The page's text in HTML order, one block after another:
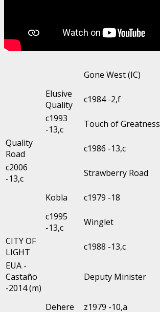
Gone West (IC)
Elusive
Quality
c1984 -2,f
c1993
-13,c
Touch of Greatness
Quality
Road
c1986 -13,c
c2006
-13,c
Strawberry Road
Kobla
c1979 -18
c1995
-13,c
Winglet
CITY OF
LIGHT
c1988 -13,c
EUA -
Castaño
-2014 (m)
Deputy Minister
Dehere z1979 -10,a